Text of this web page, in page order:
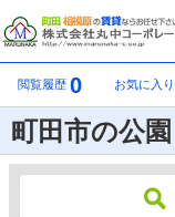
閲覧履歴 0 お気に入り
町田市の公園